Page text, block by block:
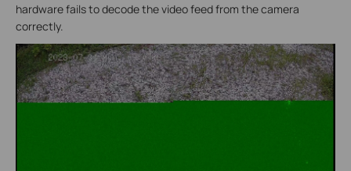
hardware fails to decode the video feed from the camera
correctly.